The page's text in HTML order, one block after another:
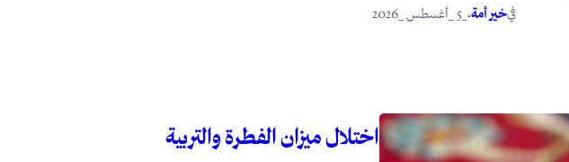
فيخير أمة.
اختلال ميزان الفطرة والتربية